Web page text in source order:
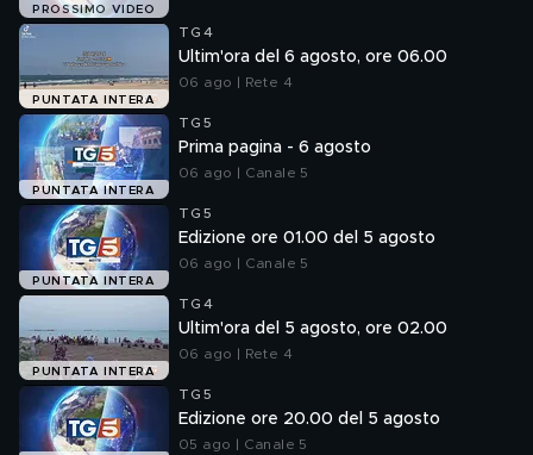
PROSSIMO VIDEO
PUNTATA INTERA
TG4
Ultim'ora del 6 agosto, ore 06.00
06 ago | Rete 4
PUNTATA INTERA
TG5
Prima pagina - 6 agosto
06 ago | Canale 5
PUNTATA INTERA
TG5
Edizione ore 01.00 del 5 agosto
06 ago | Canale 5
PUNTATA INTERA
TG4
Ultim'ora del 5 agosto, ore 02.00
06 ago | Rete 4
TG5
Edizione ore 20.00 del 5 agosto
05 ago | Canale 5